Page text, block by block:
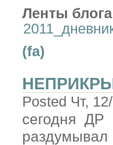
Ленты
(fa)
Posted Чт,
сегодня ДР
раздумывал